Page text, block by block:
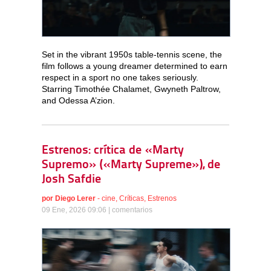
Set in the vibrant 1950s table-tennis scene, the
film follows a young dreamer determined to earn
respect in a sport no one takes seriously.
Starring Timothée Chalamet, Gwyneth Paltrow,
and Odessa A’zion.
Estrenos: crítica de «Marty
Supremo» («Marty Supreme»), de
Josh Safdie
por Diego Lerer - cine, Críticas, Estrenos
09 Ene, 2026 09:06 | comentarios